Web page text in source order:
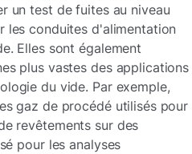
un test de fuites au niveau
les conduites d'alimentation
Elles sont également
plus vastes des applications
du vide. Par exemple,
gaz de procédé utilisés pour
revêtements sur des
pour les analyses